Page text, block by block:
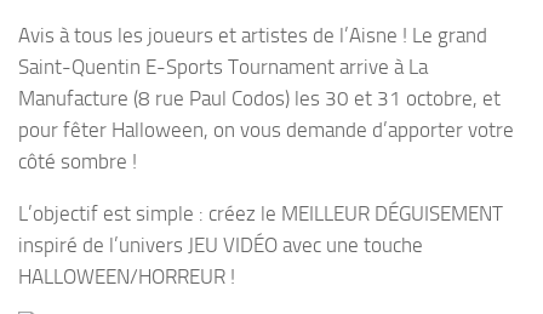
Avis à tous les joueurs et artistes de l’Aisne ! Le grand
Saint-Quentin E-Sports Tournament arrive à La
Manufacture (8 rue Paul Codos) les 30 et 31 octobre, et
pour fêter Halloween, on vous demande d’apporter votre
côté sombre !
L’objectif est simple : créez le MEILLEUR DÉGUISEMENT
inspiré de l’univers JEU VIDÉO avec une touche
HALLOWEEN/HORREUR !